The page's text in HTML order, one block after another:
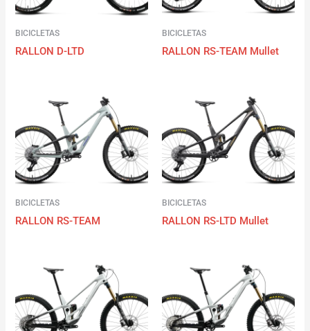
BICICLETAS
RALLON D-LTD
BICICLETAS
RALLON RS-TEAM Mullet
BICICLETAS
RALLON RS-TEAM
BICICLETAS
RALLON RS-LTD Mullet